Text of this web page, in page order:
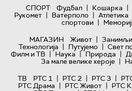
СПОРТ
Фудбал | Кошарка |
Рукомет | Ватерполо | Атлетика
спортови |
МАГАЗИН
Живот |
Технологијa | Путујемо | Свет
Филм и ТВ | Наука | Природа |
За мале велике хероје |
ТВ
РТС 1 | РТС 2 | РТС 3 |
РТС Драма | РТС Живот | РТС